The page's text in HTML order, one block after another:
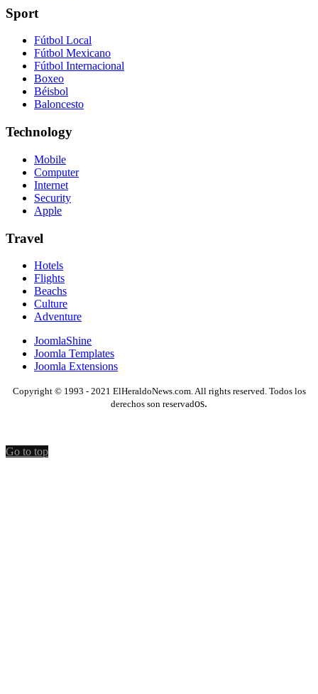
Sport
Fútbol Local
Fútbol Mexicano
Fútbol Internacional
Boxeo
Béisbol
Baloncesto
Technology
Mobile
Computer
Internet
Security
Apple
Travel
Hotels
Flights
Beachs
Culture
Adventure
JoomlaShine
Joomla Templates
Joomla Extensions
Copyright © 1993 - 2021 ElHeraldoNews.com. All rights reserved. Todos los
derechos son reservados.
Go to top